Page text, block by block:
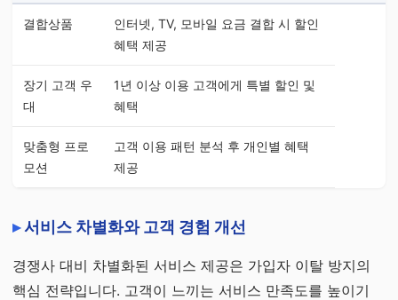
결합상품
인터넷, TV, 모바일 요금 결합 시 할인
혜택 제공
장기 고객 우
대
1년 이상 이용 고객에게 특별 할인 및
혜택
맞춤형 프로
모션
고객 이용 패턴 분석 후 개인별 혜택
제공
서비스 차별화와 고객 경험 개선
경쟁사 대비 차별화된 서비스 제공은 가입자 이탈 방지의
핵심 전략입니다. 고객이 느끼는 서비스 만족도를 높이기